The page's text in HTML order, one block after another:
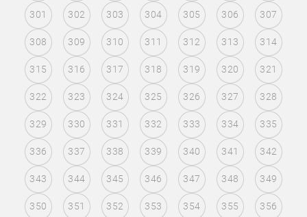
301 302 303 304 305 306 307
308 309 310 311 312 313 314
315 316 317 318 319 320 321
322 323 324 325 326 327 328
329 330 331 332 333 334 335
336 337 338 339 340 341 342
343 344 345 346 347 348 349
350 351 352 353 354 355 356